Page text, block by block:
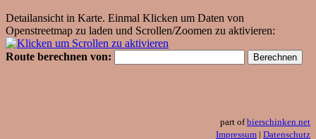
Detailansicht in Karte. Einmal Klicken um Daten von
Openstreetmap zu laden und Scrollen/Zoomen zu aktivieren:
Route berechnen von:
part ofbierschinken.net
Impressum | Datenschutz